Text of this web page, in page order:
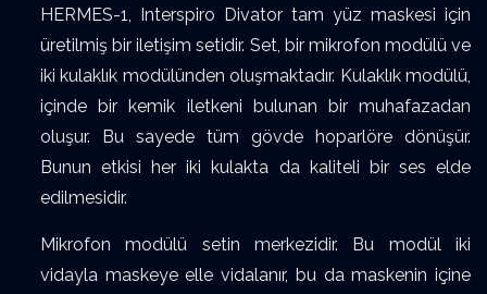
HERMES-1, Interspiro Divator tam yüz maskesi için
üretilmiş bir iletişim setidir. Set, bir mikrofon modülü ve
iki kulaklık modülünden oluşmaktadır. Kulaklık modülü,
içinde bir kemik iletkeni bulunan bir muhafazadan
oluşur. Bu sayede tüm gövde hoparlöre dönüşür.
Bunun etkisi her iki kulakta da kaliteli bir ses elde
edilmesidir.
Mikrofon modülü setin merkezidir. Bu modül iki
vidayla maskeye elle vidalanır, bu da maskenin içine